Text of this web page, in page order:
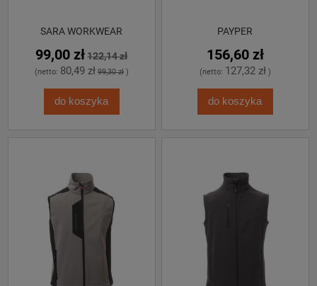
SARA WORKWEAR
99,00 zł 122,14 zł
(netto: 80,49 zł 99,30 zł)
do koszyka
PAYPER
156,60 zł
(netto: 127,32 zł)
do koszyka